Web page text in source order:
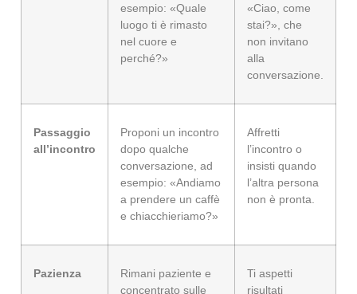
esempio: «Quale
luogo ti è rimasto
nel cuore e
perché?»
«Ciao, come
stai?», che
non invitano
alla
conversazione.
Passaggio
all’incontro
Proponi un incontro
dopo qualche
conversazione, ad
esempio: «Andiamo
a prendere un caffè
e chiacchieriamo?»
Affretti
l’incontro o
insisti quando
l’altra persona
non è pronta.
Pazienza
Rimani paziente e
concentrato sulle
Ti aspetti
risultati